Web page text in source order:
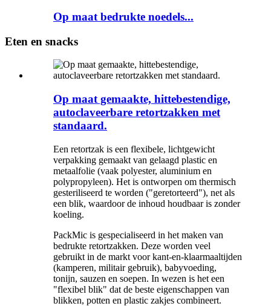
Op maat bedrukte noedels...
Eten en snacks
Op maat gemaakte, hittebestendige,
autoclaveerbare retortzakken met
standaard.
Een retortzak is een flexibele, lichtgewicht
verpakking gemaakt van gelaagd plastic en
metaalfolie (vaak polyester, aluminium en
polypropyleen). Het is ontworpen om thermisch
gesteriliseerd te worden ("geretorteerd"), net als
een blik, waardoor de inhoud houdbaar is zonder
koeling.
PackMic is gespecialiseerd in het maken van
bedrukte retortzakken. Deze worden veel
gebruikt in de markt voor kant-en-klaarmaaltijden
(kamperen, militair gebruik), babyvoeding,
tonijn, sauzen en soepen. In wezen is het een
"flexibel blik" dat de beste eigenschappen van
blikken, potten en plastic zakjes combineert.